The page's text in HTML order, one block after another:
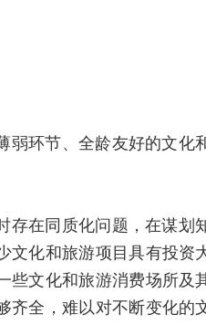
环节、全龄友好的文化
在同质化问题，在谋划
文化和旅游项目具有投资
文化和旅游消费场所及
全，难以对不断变化的